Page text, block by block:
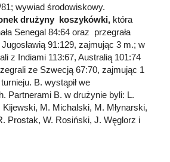
wywiad środowiskowy.
drużyny koszykówki, która
Senegal 84:64 oraz przegrała
91:129, zajmując 3 m.; w
z Indiami 113:67, Australią 101:74
ze Szwecją 67:70, zajmując 1
B. wystąpił we
Partnerami B. w drużynie byli: L.
M. Michalski, M. Młynarski,
Prostak, W. Rosiński, J. Węglorz i